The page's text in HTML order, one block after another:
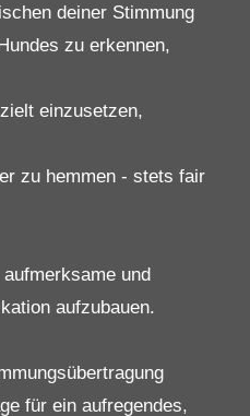
deiner Stimmung
zu erkennen,
einzusetzen,
zu hemmen - stets fair
und
aufzubauen.
für ein aufregendes,